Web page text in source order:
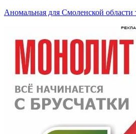
Аномальная для Смоленской